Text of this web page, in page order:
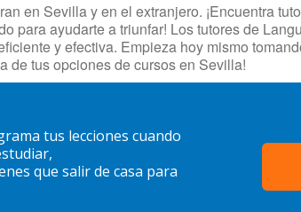
en Sevilla y en el extranjero. ¡Encuentra
para ayudarte a triunfar! Los tutores de
y efectiva. Empieza hoy mismo
de tus opciones de cursos en Sevilla!
tus lecciones cuando
que salir de casa para